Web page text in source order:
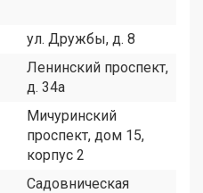
ул. Дружбы, д. 8
Ленинский проспект,
д. 34а
Мичуринский
проспект, дом 15,
корпус 2
Садовническая